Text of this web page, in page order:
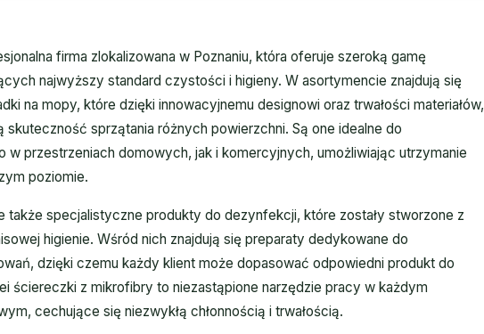
firma zlokalizowana w Poznaniu, która oferuje szeroką gamę
najwyższy standard czystości i higieny. W asortymencie znajdują się
na mopy, które dzięki innowacyjnemu designowi oraz trwałości materiałów,
skuteczność sprzątania różnych powierzchni. Są one idealne do
w przestrzeniach domowych, jak i komercyjnych, umożliwiając utrzymanie
poziomie.
także specjalistyczne produkty do dezynfekcji, które zostały stworzone z
higienie. Wśród nich znajdują się preparaty dedykowane do
dzięki czemu każdy klient może dopasować odpowiedni produkt do
ściereczki z mikrofibry to niezastąpione narzędzie pracy w każdym
cechujące się niezwykłą chłonnością i trwałością.